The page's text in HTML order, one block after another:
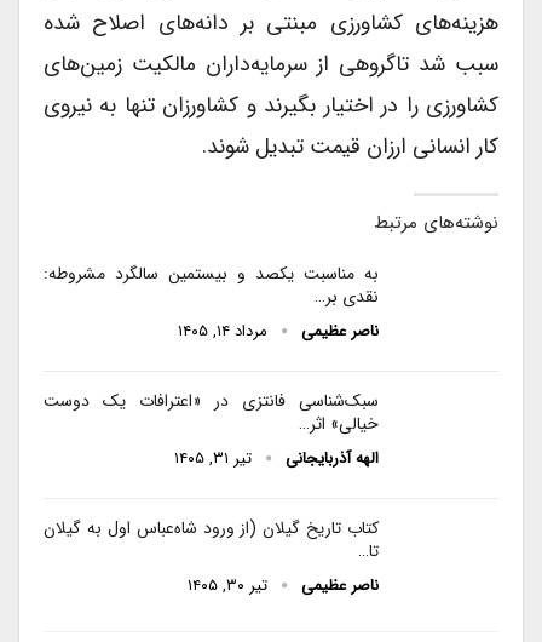
هزینه‌های کشاورزی مبنتی بر دانه‌های اصلاح شده
سبب شد تاگروهی از سرمایه‌داران مالکیت زمین‌های
کشاورزی را در اختیار بگیرند و کشاورزان تنها به نیروی
کار انسانی ارزان قیمت تبدیل شوند.
نوشته‌های مرتبط
به مناسبت یکصد و بیستمین سالگرد مشروطه:
نقدی بر…
ناصر عظیمی مرداد ۱۴, ۱۴۰۵
سبک‌شناسی فانتزی در «اعترافات یک دوست
خیالی» اثر…
الهه آذربایجانی تیر ۳۱, ۱۴۰۵
کتاب تاریخ گیلان (از ورود شاه‌عباس اول به گیلان
تا…
ناصر عظیمی تیر ۳۰, ۱۴۰۵